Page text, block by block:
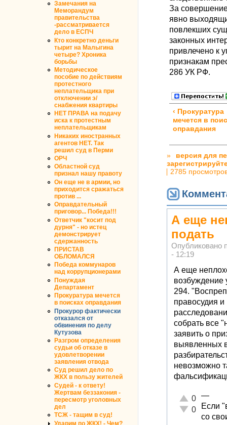
Замечания на
Меморандум
правительства
-рассматривается
дело в ЕСПЧ
Кто конкретно деньги
тырит на Малыгина
четыре? Хроника
борьбы
Методическое
пособие по действиям
протестного
неплательщика при
отключении э/
снабжения квартиры
НЕТ ПРАВА на подачу
иска к протестным
неплательщикам
Никаких иностранных
агентов НЕТ. Так
решил суд в Перми
ОРЧ
Областной суд
признал нашу правоту
Он еще не в армии, но
приходится сражаться
против ...
Оправдательный
приговор... Победа!!!
Ответчик "косит под
дурня" - но истец
демонстрирует
сдержанность
ПРИСТАВ
ОБЛОМАЛСЯ
Победа коммунаров
над коррупционерами
Понуждая
Департамент
Прокуратура мечется
в поисках оправдания
Прокурор фактически
отказался от
обвинения по делу
Кутузова
Разгром определения
судьи об отказе в
удовлетворении
заявления отвода
Суд решил дело по
ЖКХ в пользу жителей
Судей - к ответу!
Жертвам беззакония -
пересмотр уголовных
дел
ТСЖ - тащим в суд!
Ударим по ЖКХ! - Чем?
За
явно
повлекших
законных
привлечено к
признакам
286 УК РФ.
‹ Прокуратура
мечется в
оправдания
»
версия для
2785
А еще
подать
Опубликовано
- 12:19
А еще
возбуждение
294.
правосудия и
собрать все
заявить о
выявленных
невозможно
Отлично!
0
Неадекватно!
0
—
Если
со